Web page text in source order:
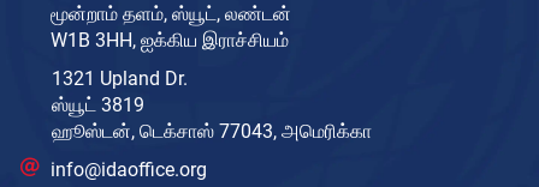
மூன்றாம் தளம், ஸ்யூட், லண்டன்
W1B 3HH, ஐக்கிய இராச்சியம்
1321 Upland Dr.
ஸ்யூட் 3819
ஹூஸ்டன், டெக்சாஸ் 77043, அமெரிக்கா
info@idaoffice.org